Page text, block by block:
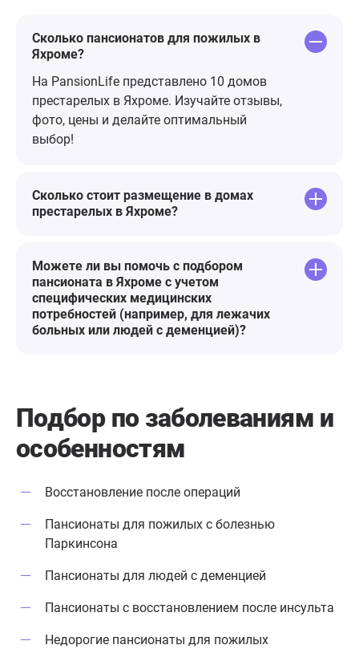
Приезжаю
фото (с
Сколько пансионатов для пожилых в
Яхроме?
На PansionLife представлено 10 домов
престарелых в Яхроме. Изучайте отзывы,
фото, цены и делайте оптимальный
выбор!
Сколько стоит размещение в домах
престарелых в Яхроме?
Можете ли вы помочь с подбором
пансионата в Яхроме с учетом
специфических медицинских
потребностей (например, для лежачих
больных или людей с деменцией)?
Подбор по заболеваниям и
особенностям
Восстановление после операций
Пансионаты для пожилых с болезнью
Паркинсона
Пансионаты для людей с деменцией
Пансионаты с восстановлением после инсульта
Недорогие пансионаты для пожилых